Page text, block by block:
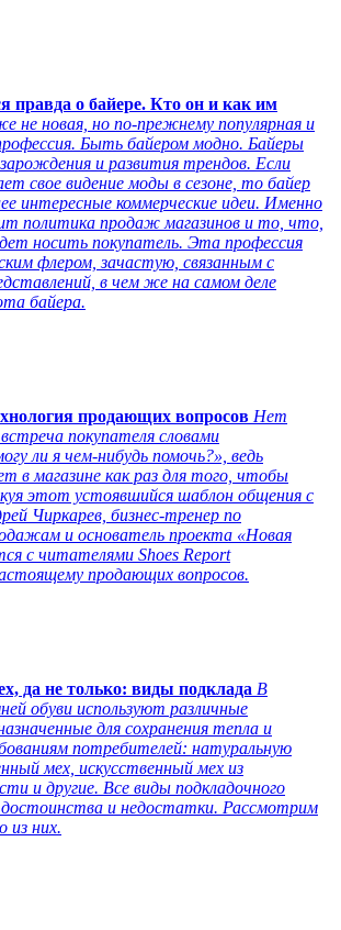
правда о байере. Кто он и как им
не новая, но по-прежнему популярная и
Быть байером модно. Байеры
и развития трендов. Если
свое видение моды в сезоне, то байер
интересные коммерческие идеи. Именно
политика продаж магазинов и то, что,
носить покупатель. Эта профессия
флером, зачастую, связанным с
в чем же на самом деле
байера.
продающих вопросов Нет
покупателя словами
ли я чем-нибудь помочь?», ведь
в магазине как раз для того, чтобы
этот устоявшийся шаблон общения с
Чиркарев, бизнес-тренер по
и основатель проекта «Новая
с читателями Shoes Report
продающих вопросов.
да не только: виды подклада В
обуви используют различные
для сохранения тепла и
потребителей: натуральную
мех, искусственный мех из
и другие. Все виды подкладочного
и недостатки. Рассмотрим
из них.